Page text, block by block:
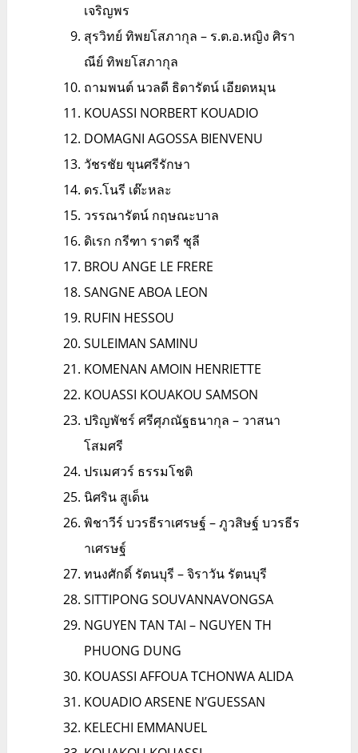
เจริญพร
สุรวิทย์ ทิพยโสภากุล – ร.ต.อ.หญิง ศิรา
ณีย์ ทิพยโสภากุล
ถามพนต์ นวลดี ธิดารัตน์ เอียดหมุน
KOUASSI NORBERT KOUADIO
DOMAGNI AGOSSA BIENVENU
วัชรชัย ขุนศรีรักษา
ดร.โนรี เต๊ะหละ
วรรณารัตน์ กฤษณะบาล
ดิเรก กรีฑา ราตรี ชุลี
BROU ANGE LE FRERE
SANGNE ABOA LEON
RUFIN HESSOU
SULEIMAN SAMINU
KOMENAN AMOIN HENRIETTE
KOUASSI KOUAKOU SAMSON
ปริญพัชร์ ศรีศุภณัฐธนากุล – วาสนา
โสมศรี
ปรเมศวร์ ธรรมโชติ
นิศริน สูเด็น
พิชาวีร์ บวรธีราเศรษฐ์ – ภูวสิษฐ์ บวรธีร
าเศรษฐ์
ทนงศักดิ์ รัตนบุรี – จิราวัน รัตนบุรี
SITTIPONG SOUVANNAVONGSA
NGUYEN TAN TAI – NGUYEN TH
PHUONG DUNG
KOUASSI AFFOUA TCHONWA ALIDA
KOUADIO ARSENE N’GUESSAN
KELECHI EMMANUEL